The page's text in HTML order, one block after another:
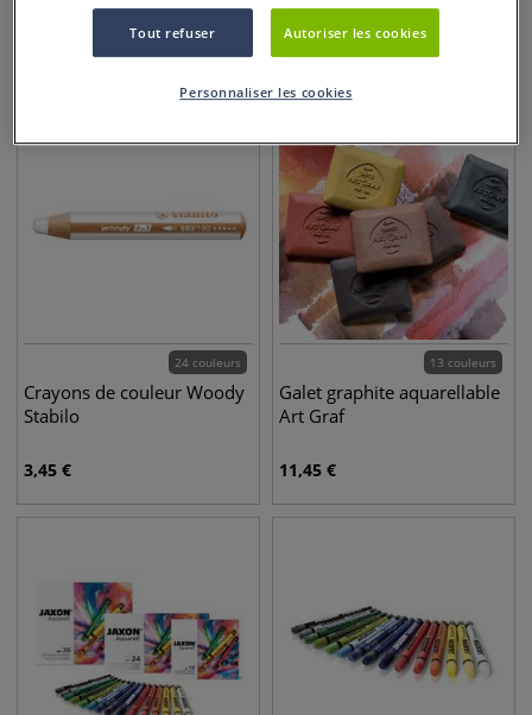
dès24,50€
24 couleurs
Crayons de couleur Woody
Stabilo
3,45 €
13 couleurs
Galet graphite aquarellable
Art Graf
11,45 €
Tout refuser Autoriser les cookies
Personnaliser les cookies